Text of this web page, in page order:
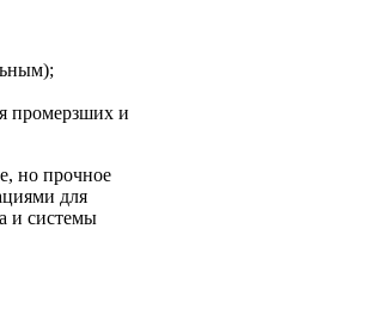
промерзших и
но прочное
для
и системы